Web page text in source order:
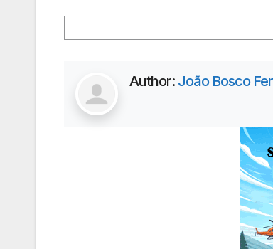
Author: João Bosco